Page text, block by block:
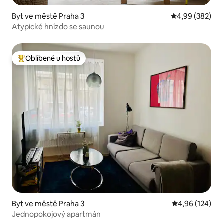
Byt ve městě Praha 3 Průměrné
4,99 (382)
Atypické hnízdo se saunou
Nejlepší v kategorii Oblíbené u hostů
Oblíbené u hostů
Byt ve městě Praha 3 Průměrné
4,96 (124)
Jednopokojový apartmán